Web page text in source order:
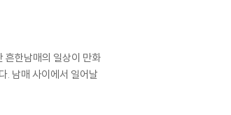
흔한남매의 일상이 만화
. 남매 사이에서 일어날